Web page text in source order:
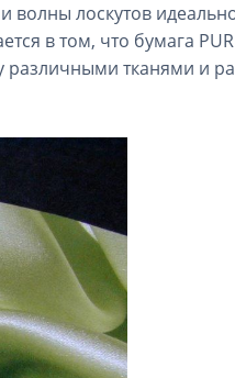
волны лоскутов
в том, что бумага PUR
различными тканями и